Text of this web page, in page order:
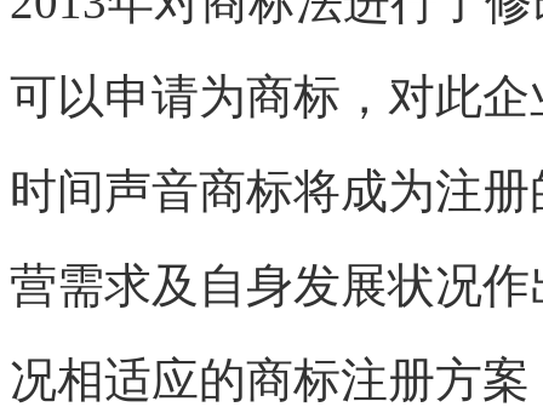
可以申请为商标，对此
时间声音商标将成为注
营需求及自身发展状况
况相适应的商标注册方